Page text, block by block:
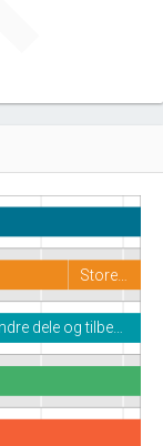
Store…
dele og tilbe…